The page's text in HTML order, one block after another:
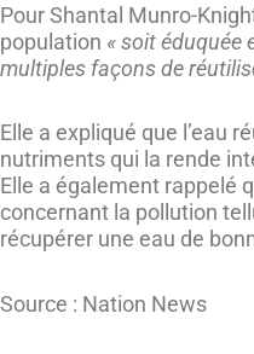
Pour Shantal Munro-
population « soit éduquée
multiples façons de
Elle a expliqué que l’eau
nutriments qui la rende
Elle a également rappelé
concernant la pollution
récupérer une eau de
Source : Nation News